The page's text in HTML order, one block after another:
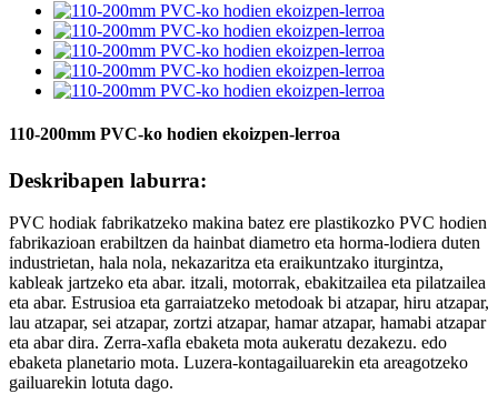
110-200mm PVC-ko hodien ekoizpen-lerroa
Deskribapen laburra:
PVC hodiak fabrikatzeko makina batez ere plastikozko PVC hodien
fabrikazioan erabiltzen da hainbat diametro eta horma-lodiera duten
industrietan, hala nola, nekazaritza eta eraikuntzako iturgintza,
kableak jartzeko eta abar. itzali, motorrak, ebakitzailea eta pilatzailea
eta abar. Estrusioa eta garraiatzeko metodoak bi atzapar, hiru atzapar,
lau atzapar, sei atzapar, zortzi atzapar, hamar atzapar, hamabi atzapar
eta abar dira. Zerra-xafla ebaketa mota aukeratu dezakezu. edo
ebaketa planetario mota. Luzera-kontagailuarekin eta areagotzeko
gailuarekin lotuta dago.